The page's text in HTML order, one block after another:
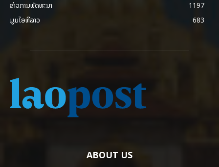
ຂ່າວການພັດທະນາ
1197
ມູມໄອທີລາວ
683
ABOUT US